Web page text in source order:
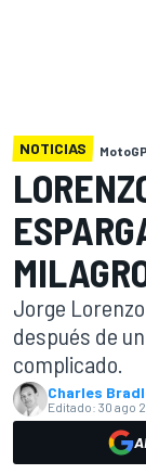
NOTICIAS MotoGP
Jorge
después de
complicado.
Charles
Editado: 30 ago